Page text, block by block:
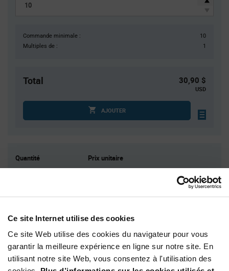
Ce site Internet utilise des cookies
Ce site Web utilise des cookies du navigateur pour vous
garantir la meilleure expérience en ligne sur notre site. En
utilisant notre site Web, vous consentez à l'utilisation des
Commande minimale :
10
Multiples de :
1
Total 30,90 $
USD
AJOUTER
Quantité Prix unitaire
250
$2.96
Product
Variant
Emballages disponibles